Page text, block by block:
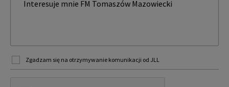
Zgadzam się na otrzymywanie komunikacji od JLL